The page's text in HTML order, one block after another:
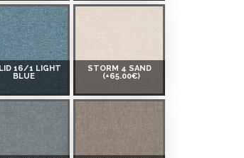
16/1 LIGHT
BLUE
STORM 4 SAND
(+65.00€)